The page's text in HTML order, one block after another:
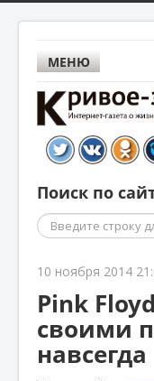
МЕНЮ
Поиск по
Поиск
10 ноября 2014
Pink
своими
навсегда